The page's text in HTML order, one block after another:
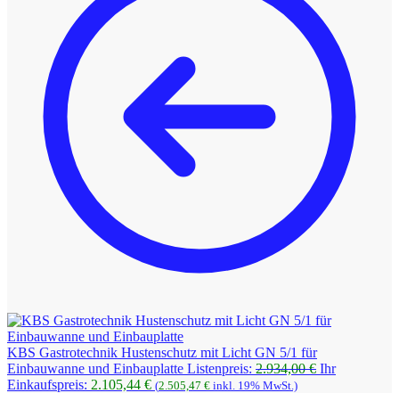
KBS Gastrotechnik Hustenschutz mit Licht GN 5/1 für
Einbauwanne und Einbauplatte Listenpreis: 2.934,00€ Ihr
Einkaufspreis: 2.105,44 €Aktueller
(2.505,47 € inkl. 19% MwSt.)